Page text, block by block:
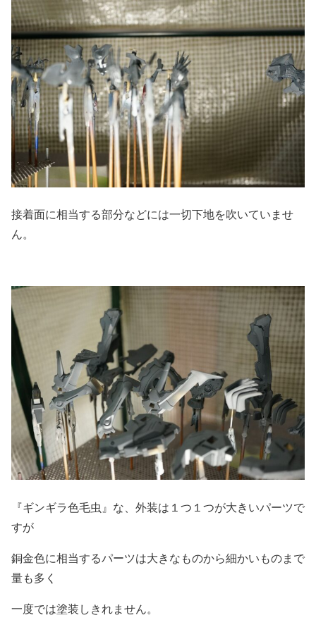
接着面に相当する部分などには一切下地を吹いていませ
ん。
『ギンギラ色毛虫』な、外装は１つ１つが大きいパーツで
すが
銅金色に相当するパーツは大きなものから細かいものまで
量も多く
一度では塗装しきれません。